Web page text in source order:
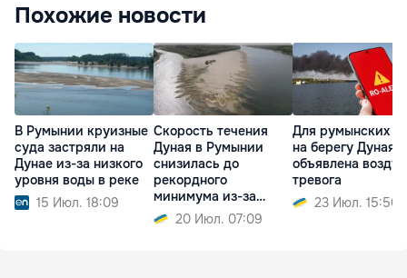
Похожие новости
В Румынии круизные
суда застряли на
Дунае из-за низкого
уровня воды в реке
15 Июл. 18:09
Скорость течения
Дуная в Румынии
снизилась до
рекордного
минимума из-за
обмеления
20 Июл. 07:09
Для румынских
на берегу Дуная
объявлена
тревога
23 Июл. 15:50